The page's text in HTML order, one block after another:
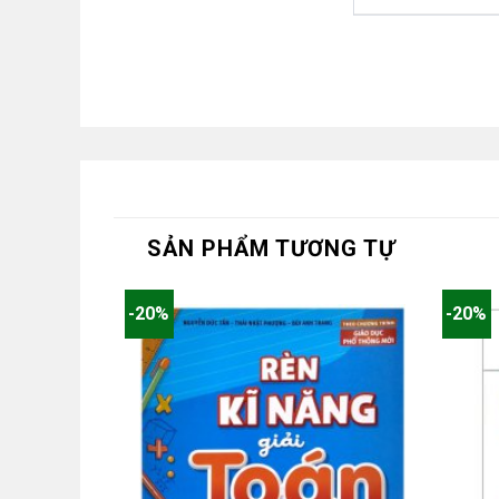
SẢN PHẨM TƯƠNG TỰ
-20% -20%